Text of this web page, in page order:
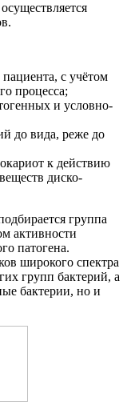
пациента, с учётом
процесса;
и уcловно-
до вида, реже до
к действию
диско-
группа
активности
патогена.
широкого спектра
групп бактерий, а
бактерии, но и